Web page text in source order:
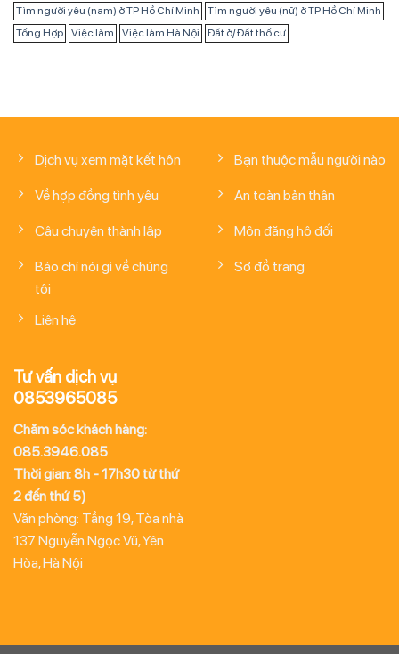
Tìm người yêu (nam) ở TP Hồ Chí Minh
Tìm người yêu (nữ) ở TP Hồ Chí Minh
Tổng Hợp
Việc làm Việc làm Hà Nội Đất ở/ Đất thổ cư
Dịch vụ xem mặt kết hôn
Về hợp đồng tình yêu
Câu chuyện thành lập
Báo chí nói gì về chúng
tôi
Liên hệ
Bạn thuộc mẫu người nào
An toàn bản thân
Môn đăng hộ đối
Sơ đồ trang
Tư vấn dịch vụ
0853965085
Chăm sóc khách hàng:
085.3946.085
Thời gian: 8h - 17h30 từ thứ
2 đến thứ 5)
Văn phòng: Tầng 19, Tòa nhà
137 Nguyễn Ngọc Vũ, Yên
Hòa, Hà Nội